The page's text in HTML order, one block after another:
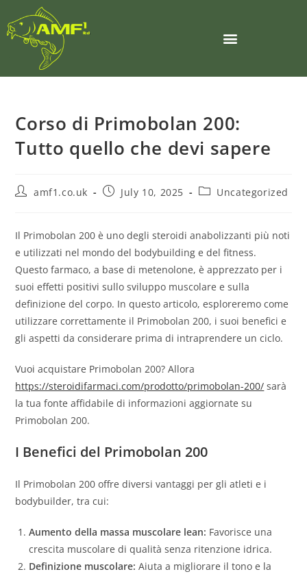
Corso di Primobolan 200:
Tutto quello che devi sapere
amf1.co.uk July 10, 2025 Uncategorized
Il Primobolan 200 è uno degli steroidi anabolizzanti più noti
e utilizzati nel mondo del bodybuilding e del fitness.
Questo farmaco, a base di metenolone, è apprezzato per i
suoi effetti positivi sullo sviluppo muscolare e sulla
definizione del corpo. In questo articolo, esploreremo come
utilizzare correttamente il Primobolan 200, i suoi benefici e
gli aspetti da considerare prima di intraprendere un ciclo.
Vuoi acquistare Primobolan 200? Allora
https://steroidifarmaci.com/prodotto/primobolan-200/ sarà
la tua fonte affidabile di informazioni aggiornate su
Primobolan 200.
I Benefici del Primobolan 200
Il Primobolan 200 offre diversi vantaggi per gli atleti e i
bodybuilder, tra cui:
Aumento della massa muscolare lean: Favorisce una
crescita muscolare di qualità senza ritenzione idrica.
Definizione muscolare: Aiuta a migliorare il tono e la